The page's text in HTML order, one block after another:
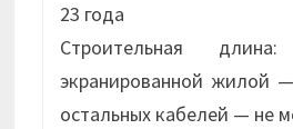
23 года
Строительная
экранированной жилой
остальных кабелей — не